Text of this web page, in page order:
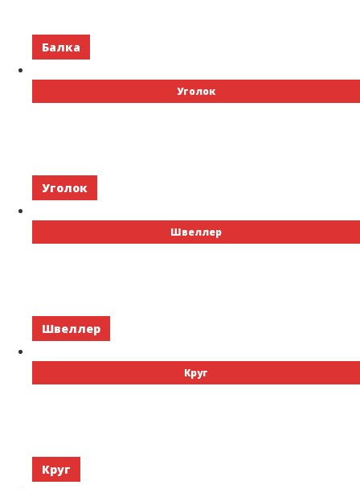
Балка
Уголок
Уголок
Швеллер
Швеллер
Круг
Круг